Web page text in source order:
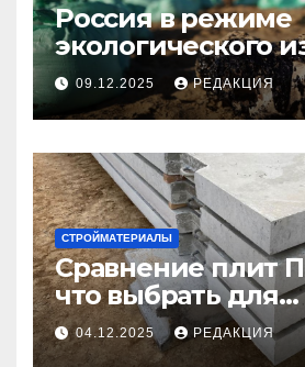
Россия в режиме
экологического
09.12.2025 РЕДАКЦИЯ
СТРОЙМАТЕРИАЛЫ
Сравнение плит
что выбрать для
долговечного и
покрытия
04.12.2025 РЕДАКЦИЯ